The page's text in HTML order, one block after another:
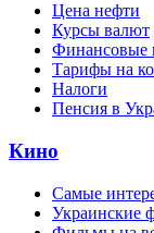
Цена нефти
Курсы валют
Финансовые
Тарифы на
Налоги
Пенсия в
Кино
Самые
Украинские